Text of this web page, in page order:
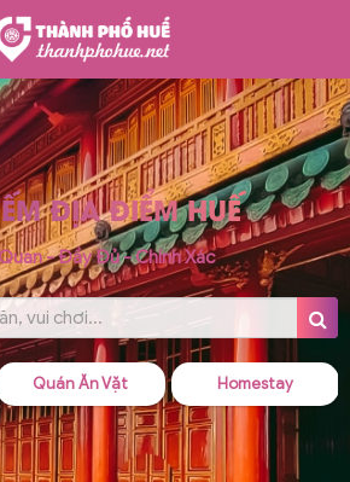
ĐỊA ĐIỂM HUẾ
- Đầy Đủ - Chính Xác
Quán Ăn Vặt Homestay